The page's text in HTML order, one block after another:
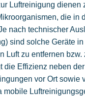
Luftreinigung dienen
die in
nach technischer
sind solche Geräte
Luft zu entfernen bzw.
die Effizienz neben
vor Ort sowie
mobile